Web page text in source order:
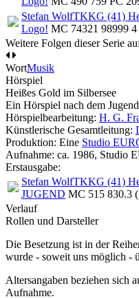
Stefan WolfTKKG (41)
Logo! MC 74321 98999
Weitere Folgen dieser Serie
WortMusik
Hörspiel
Heißes Gold im Silbersee
Ein Hörspiel nach dem
Hörspielbearbeitung: H. G.
Künstlerische Gesamtleitung:
Produktion: Eine Studio
Aufnahme: ca. 1986, Studio
Erstausgabe:
Stefan WolfTKKG (41)
JUGEND MC 515 830.3
Verlauf
Rollen und Darsteller
Die Besetzung ist in der
wurde - soweit uns möglich -
Altersangaben beziehen sich
Aufnahme.